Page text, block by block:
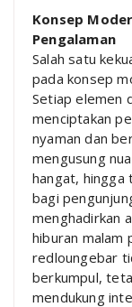
Konsep
Pengalaman
Salah satu
pada konsep
Setiap elemen
menciptakan
nyaman dan
mengusung
hangat, hingga
bagi
menghadirkan
hiburan malam
redloungebar
berkumpul,
mendukung